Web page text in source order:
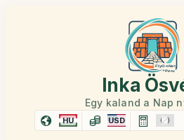
Inka
Egy kaland a Nap
HU USD